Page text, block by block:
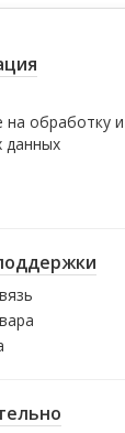
на обработку
данных